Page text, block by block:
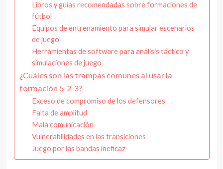
Libros y guías recomendadas sobre formaciones de
fútbol
Equipos de entrenamiento para simular escenarios
de juego
Herramientas de software para análisis táctico y
simulaciones de juego
¿Cuáles son las trampas comunes al usar la
formación 5-2-3?
Exceso de compromiso de los defensores
Falta de amplitud
Mala comunicación
Vulnerabilidades en las transiciones
Juego por las bandas ineficaz